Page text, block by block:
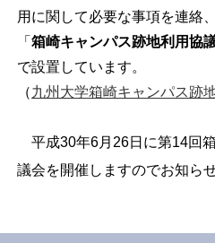
用に関して必要な事項を連絡
「箱崎キャンパス跡地利用協
で設置しています。
（九州大学箱崎キャンパス跡
平成30年6月26日に第14回
議会を開催しますのでお知ら